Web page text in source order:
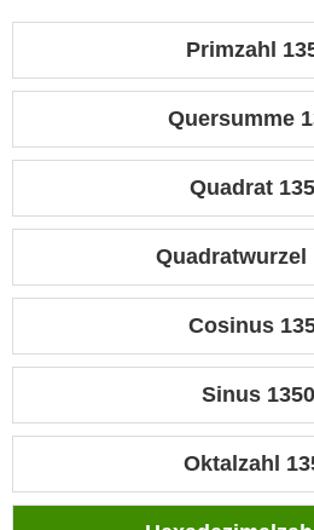
Primzahl
Quersumme
Quadrat
Quadratwurzel
Cosinus
Sinus
Oktalzahl